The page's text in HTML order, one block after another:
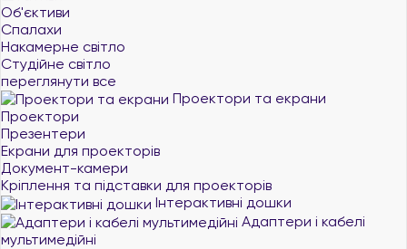
Об'єктиви
Спалахи
Накамерне світло
Студійне світло
переглянути все
Проектори та екрани
Проектори
Презентери
Екрани для проекторів
Документ-камери
Кріплення та підставки для проекторів
Інтерактивні дошки
Адаптери і кабелі
мультимедійні